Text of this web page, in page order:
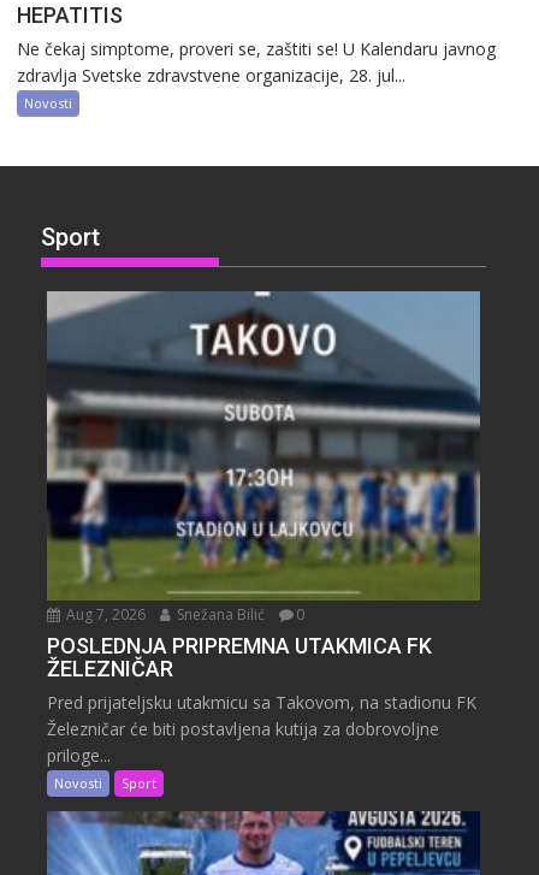
HEPATITIS
Ne čekaj simptome, proveri se, zaštiti se! U Kalendaru javnog
zdravlja Svetske zdravstvene organizacije, 28. jul...
Novosti
Sport
Aug 7, 2026 Snežana Bilić 0
POSLEDNJA PRIPREMNA UTAKMICA FK
ŽELEZNIČAR
Pred prijateljsku utakmicu sa Takovom, na stadionu FK
Železničar će biti postavljena kutija za dobrovoljne
priloge...
Novosti Sport